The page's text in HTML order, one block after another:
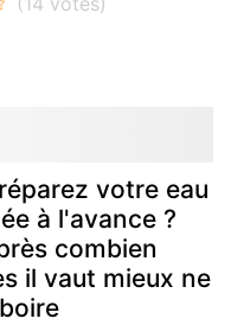
votre eau
à l'avance ?
combien
il vaut mieux ne